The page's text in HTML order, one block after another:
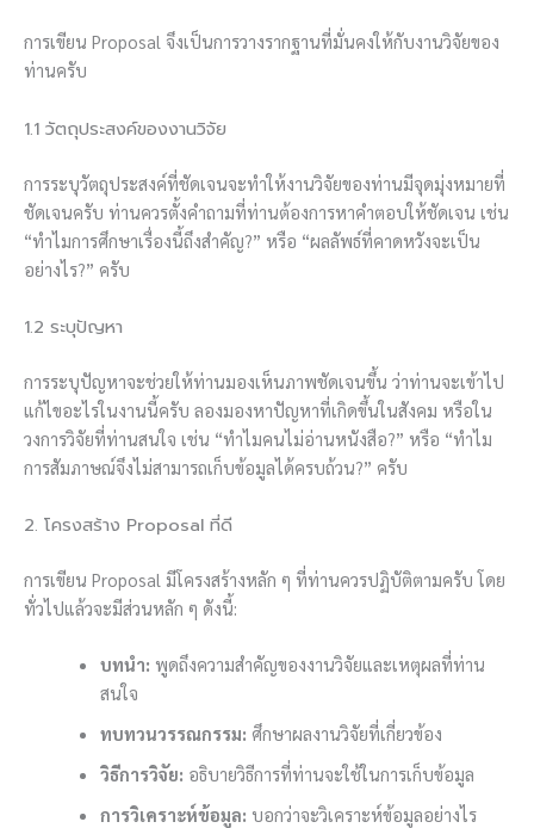
การเขียน Proposal จึงเป็นการวางรากฐานที่มั่นคงให้กับงานวิจัยของ
ท่านครับ
1.1 วัตถุประสงค์ของงานวิจัย
การระบุวัตถุประสงค์ที่ชัดเจนจะทำให้งานวิจัยของท่านมีจุดมุ่งหมายที่
ชัดเจนครับ ท่านควรตั้งคำถามที่ท่านต้องการหาคำตอบให้ชัดเจน เช่น
“ทำไมการศึกษาเรื่องนี้ถึงสำคัญ?” หรือ “ผลลัพธ์ที่คาดหวังจะเป็น
อย่างไร?” ครับ
1.2 ระบุปัญหา
การระบุปัญหาจะช่วยให้ท่านมองเห็นภาพชัดเจนขึ้น ว่าท่านจะเข้าไป
แก้ไขอะไรในงานนี้ครับ ลองมองหาปัญหาที่เกิดขึ้นในสังคม หรือใน
วงการวิจัยที่ท่านสนใจ เช่น “ทำไมคนไม่อ่านหนังสือ?” หรือ “ทำไม
การสัมภาษณ์จึงไม่สามารถเก็บข้อมูลได้ครบถ้วน?” ครับ
2. โครงสร้าง Proposal ที่ดี
การเขียน Proposal มีโครงสร้างหลัก ๆ ที่ท่านควรปฏิบัติตามครับ โดย
ทั่วไปแล้วจะมีส่วนหลัก ๆ ดังนี้:
บทนำ: พูดถึงความสำคัญของงานวิจัยและเหตุผลที่ท่าน
สนใจ
ทบทวนวรรณกรรม: ศึกษาผลงานวิจัยที่เกี่ยวข้อง
วิธีการวิจัย: อธิบายวิธีการที่ท่านจะใช้ในการเก็บข้อมูล
การวิเคราะห์ข้อมูล: บอกว่าจะวิเคราะห์ข้อมูลอย่างไร